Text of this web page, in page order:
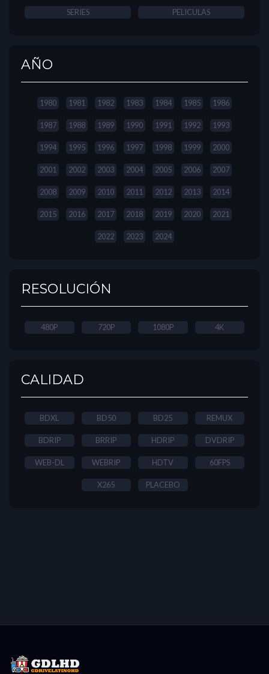
SERIES PELICULAS
AÑO
1980 1981 1982 1983 1984 1985 1986
1987 1988 1989 1990 1991 1992 1993
1994 1995 1996 1997 1998 1999 2000
2001 2002 2003 2004 2005 2006 2007
2008 2009 2010 2011 2012 2013 2014
2015 2016 2017 2018 2019 2020 2021
2022 2023 2024
RESOLUCIÓN
480P 720P 1080P 4K
CALIDAD
BDXL BD50 BD25 REMUX
BDRIP BRRIP HDRIP DVDRIP
WEB-DL WEBRIP HDTV 60FPS
X265 PLACEBO